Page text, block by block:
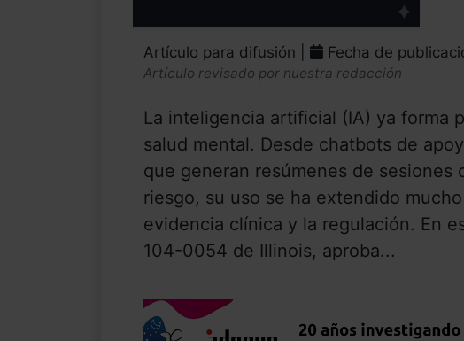
Artículo para difusión | Fecha de
Artículo revisado por nuestra redacción
La inteligencia artificial (IA) ya forma
salud mental. Desde chatbots de
que generan resúmenes de sesiones
riesgo, su uso se ha extendido
evidencia clínica y la regulación. En
104-0054 de Illinois, aproba...